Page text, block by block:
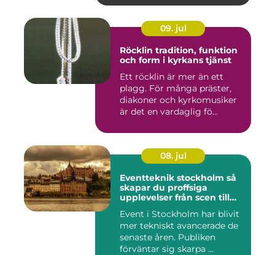
09. jul
Röcklin tradition, funktion
och form i kyrkans tjänst
Ett röcklin är mer än ett
plagg. För många präster,
diakoner och kyrkomusiker
är det en vardaglig fö...
08. jul
Eventteknik stockholm så
skapar du proffsiga
upplevelser från scen till
Event i Stockholm har blivit
mer tekniskt avancerade de
senaste åren. Publiken
förväntar sig skarpa ...